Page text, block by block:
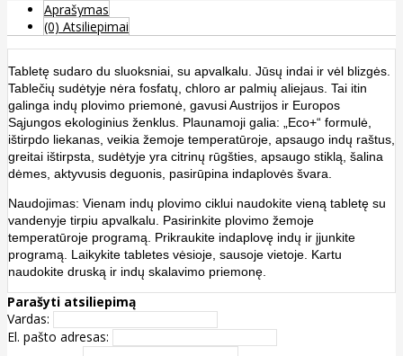
Aprašymas
(0) Atsiliepimai
Tabletę sudaro du sluoksniai, su apvalkalu. Jūsų indai ir vėl blizgės.
Tablečių sudėtyje nėra fosfatų, chloro ar palmių aliejaus. Tai itin
galinga indų plovimo priemonė, gavusi Austrijos ir Europos
Sąjungos ekologinius ženklus. Plaunamoji galia: „Eco+“ formulė,
ištirpdo liekanas, veikia žemoje temperatūroje, apsaugo indų raštus,
greitai ištirpsta, sudėtyje yra citrinų rūgšties, apsaugo stiklą, šalina
dėmes, aktyvusis deguonis, pasirūpina indaplovės švara.
Naudojimas: Vienam indų plovimo ciklui naudokite vieną tabletę su
vandenyje tirpiu apvalkalu. Pasirinkite plovimo žemoje
temperatūroje programą. Prikraukite indaplovę indų ir įjunkite
programą. Laikykite tabletes vėsioje, sausoje vietoje. Kartu
naudokite druską ir indų skalavimo priemonę.
Parašyti atsiliepimą
Vardas:
El. pašto adresas: